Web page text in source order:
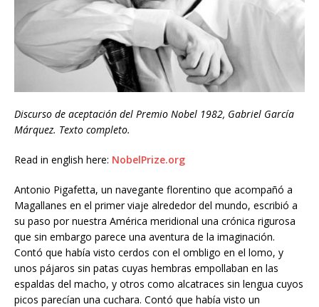
Discurso de aceptación del Premio Nobel 1982, Gabriel García
Márquez. Texto completo.
Read in english here: NobelPrize.org
Antonio Pigafetta, un navegante florentino que acompañó a
Magallanes en el primer viaje alrededor del mundo, escribió a
su paso por nuestra América meridional una crónica rigurosa
que sin embargo parece una aventura de la imaginación.
Contó que había visto cerdos con el ombligo en el lomo, y
unos pájaros sin patas cuyas hembras empollaban en las
espaldas del macho, y otros como alcatraces sin lengua cuyos
picos parecían una cuchara. Contó que había visto un